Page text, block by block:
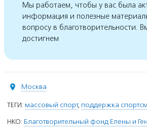
Мы работаем, чтобы у вас была
информация и полезные
вопросу в благотворительности.
достигнем
Москва
ТЕГИ: массовый спорт, поддержка
НКО: Благотворительный фонд Елены и